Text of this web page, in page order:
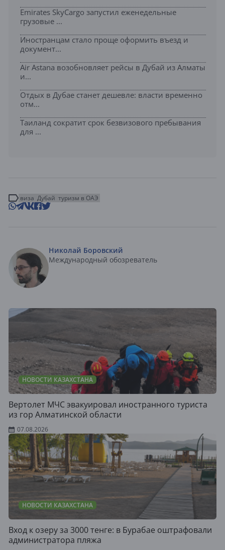
Emirates SkyCargo запустил еженедельные
грузовые ...
Иностранцам стало проще оформить въезд и
документ...
Air Astana возобновляет рейсы в Дубай из Алматы
и...
Отдых в Дубае станет дешевле: власти временно
отм...
Таиланд сократит срок безвизового пребывания
для ...
виза Дубай туризм в ОАЭ
Николай Боровский
Международный обозреватель
НОВОСТИ КАЗАХСТАНА
Вертолет МЧС эвакуировал иностранного туриста
из гор Алматинской области
07.08.2026
НОВОСТИ КАЗАХСТАНА
Вход к озеру за 3000 тенге: в Бурабае оштрафовали
администратора пляжа